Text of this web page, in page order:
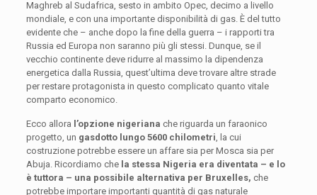
Maghreb al Sudafrica, sesto in ambito Opec, decimo a livello
mondiale, e con una importante disponibilità di gas. È del tutto
evidente che – anche dopo la fine della guerra – i rapporti tra
Russia ed Europa non saranno più gli stessi. Dunque, se il
vecchio continente deve ridurre al massimo la dipendenza
energetica dalla Russia, quest’ultima deve trovare altre strade
per restare protagonista in questo complicato quanto vitale
comparto economico.
Ecco allora l’opzione nigeriana che riguarda un faraonico
progetto, un gasdotto lungo 5600 chilometri , la cui
costruzione potrebbe essere un affare sia per Mosca sia per
Abuja. Ricordiamo che la stessa Nigeria era diventata – e lo
è tuttora – una possibile alternativa per Bruxelles, che
potrebbe importare importanti quantità di gas naturale